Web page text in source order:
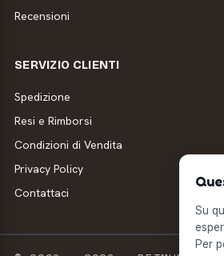
Recensioni
SERVIZIO CLIENTI
Spedizione
Resi e Rimborsi
Condizioni di Vendita
Privacy Policy
Contattaci
Su
Per